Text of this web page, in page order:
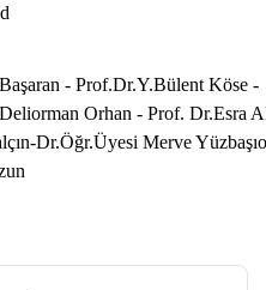
- Prof.Dr.Y.Bülent Köse -
Orhan - Prof. Dr.Esra
Dr.Öğr.Üyesi Merve
siz yapın!